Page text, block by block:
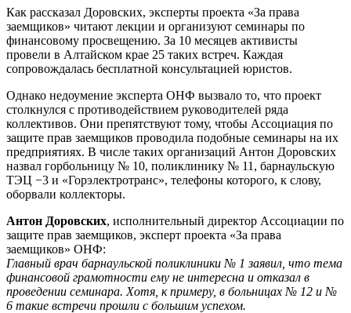
Как рассказал Доровских, эксперты проекта «За права
заемщиков» читают лекции и организуют семинары по
финансовому просвещению. За 10 месяцев активисты
провели в Алтайском крае 25 таких встреч. Каждая
сопровождалась бесплатной консультацией юристов.
Однако недоумение эксперта ОНФ вызвало то, что проект
столкнулся с противодействием руководителей ряда
коллективов. Они препятствуют тому, чтобы Ассоциация по
защите прав заемщиков проводила подобные семинары на их
предприятиях. В числе таких организаций Антон Доровских
назвал горбольницу № 10, поликлинику № 11, барнаульскую
ТЭЦ −3 и «Горэлектротранс», телефоны которого, к слову,
оборвали коллекторы.
Антон Доровских, исполнительный директор Ассоциации по
защите прав заемщиков, эксперт проекта «За права
заемщиков» ОНФ:
Главный врач барнаульской поликлиники № 1 заявил, что тема
финансовой грамотности ему не интересна и отказал в
проведении семинара. Хотя, к примеру, в больницах № 12 и №
6 такие встречи прошли с большим успехом.